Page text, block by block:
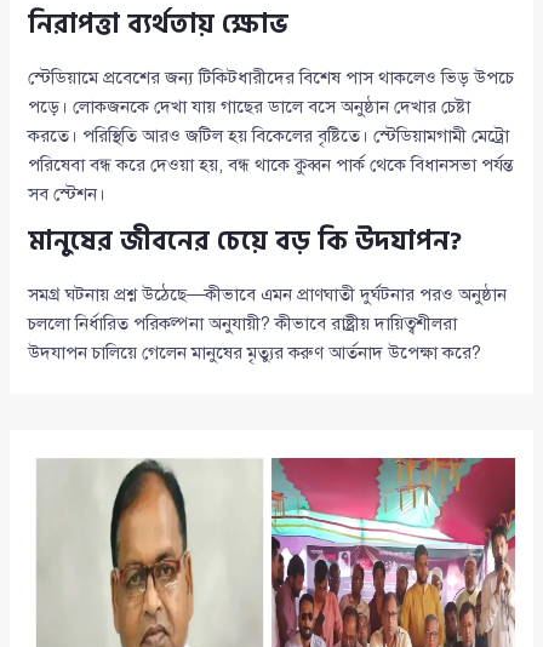
নিরাপত্তা ব্যর্থতায় ক্ষোভ
স্টেডিয়ামে প্রবেশের জন্য টিকিটধারীদের বিশেষ পাস থাকলেও ভিড় উপচে
পড়ে। লোকজনকে দেখা যায় গাছের ডালে বসে অনুষ্ঠান দেখার চেষ্টা
করতে। পরিস্থিতি আরও জটিল হয় বিকেলের বৃষ্টিতে। স্টেডিয়ামগামী মেট্রো
পরিষেবা বন্ধ করে দেওয়া হয়, বন্ধ থাকে কুব্বন পার্ক থেকে বিধানসভা পর্যন্ত
সব স্টেশন।
মানুষের জীবনের চেয়ে বড় কি উদযাপন?
সমগ্র ঘটনায় প্রশ্ন উঠেছে—কীভাবে এমন প্রাণঘাতী দুর্ঘটনার পরও অনুষ্ঠান
চললো নির্ধারিত পরিকল্পনা অনুযায়ী? কীভাবে রাষ্ট্রীয় দায়িত্বশীলরা
উদযাপন চালিয়ে গেলেন মানুষের মৃত্যুর করুণ আর্তনাদ উপেক্ষা করে?